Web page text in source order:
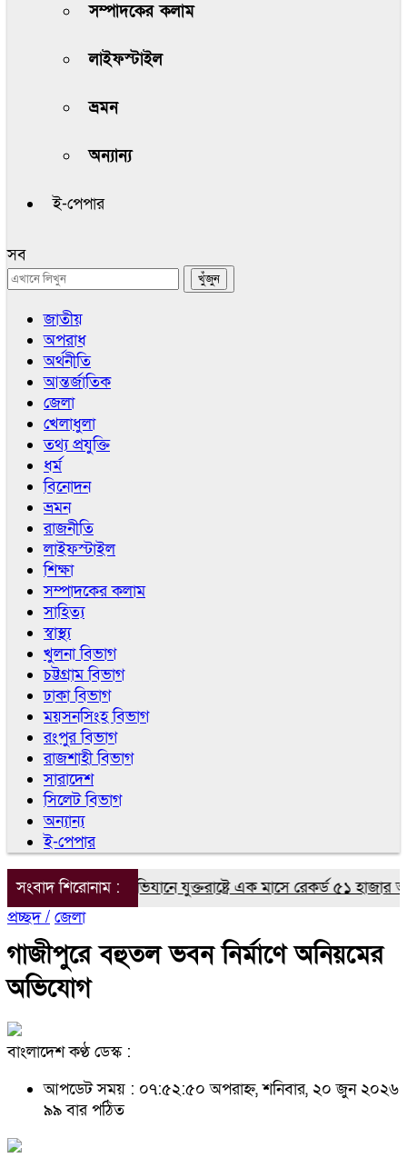
সম্পাদকের কলাম
লাইফস্টাইল
ভ্রমন
অন্যান্য
ই-পেপার
সব
জাতীয়
অপরাধ
অর্থনীতি
আন্তর্জাতিক
জেলা
খেলাধুলা
তথ্য প্রযুক্তি
ধর্ম
বিনোদন
ভ্রমন
রাজনীতি
লাইফস্টাইল
শিক্ষা
সম্পাদকের কলাম
সাহিত্য
স্বাস্থ্য
খুলনা বিভাগ
চট্টগ্রাম বিভাগ
ঢাকা বিভাগ
ময়সনসিংহ বিভাগ
রংপুর বিভাগ
রাজশাহী বিভাগ
সারাদেশ
সিলেট বিভাগ
অন্যান্য
ই-পেপার
সংবাদ শিরোনাম :
অভিবাসন অভিযানে যুক্তরাষ্ট্রে এক মাসে রেকর্ড ৫১ হাজার আটক
প্রচ্ছদ / জেলা
গাজীপুরে বহুতল ভবন নির্মাণে অনিয়মের
অভিযোগ
বাংলাদেশ কণ্ঠ ডেস্ক :
আপডেট সময় : ০৭:৫২:৫০ অপরাহ্ন, শনিবার, ২০ জুন ২০২৬
৯৯ বার পঠিত